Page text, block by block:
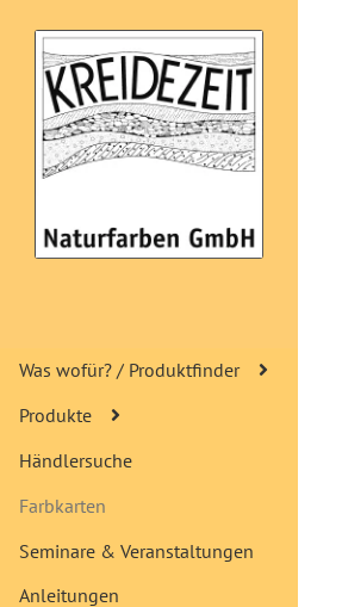
Navigation
springen
Inhalt
springen
Was wofür? / Produktfinder
Produkte
Händlersuche
Farbkarten
Seminare & Veranstaltungen
Anleitungen